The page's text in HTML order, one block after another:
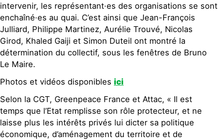
intervenir, les représentant·es des organisations se sont
enchaîné·es au quai. C’est ainsi que Jean-François
Julliard, Philippe Martinez, Aurélie Trouvé, Nicolas
Girod, Khaled Gaiji et Simon Duteil ont montré la
détermination du collectif, sous les fenêtres de Bruno
Le Maire.
Photos et vidéos disponibles ici
Selon la CGT, Greenpeace France et Attac, « Il est
temps que l’Etat remplisse son rôle protecteur, et ne
laisse plus les intérêts privés lui dicter sa politique
économique, d’aménagement du territoire et de